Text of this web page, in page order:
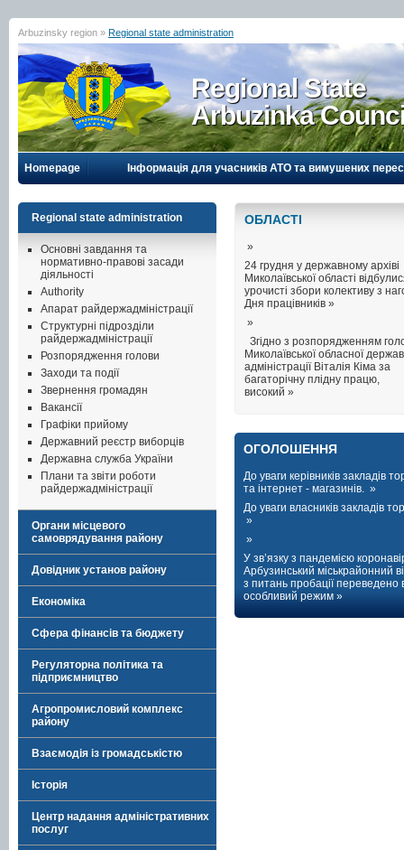
Arbuzinsky region » Regional state administration
Regional State
Arbuzinka
Homepage Інформація для учасників АТО та вимушених
Regional state administration
Основні завдання та
нормативно-правові засади
діяльності
Authority
Апарат райдержадміністрації
Структурні підрозділи
райдержадміністрації
Розпорядження голови
Заходи та події
Звернення громадян
Вакансії
Графіки прийому
Державний реєстр виборців
Державна служба України
Плани та звіти роботи
райдержадміністрації
Органи місцевого
самоврядування району
Довідник установ району
Економіка
Сфера фінансів та бюджету
Регуляторна політика та
підприємництво
Агропромисловий комплекс
району
Взаємодія із громадськістю
Історія
Центр надання адміністративних
послуг
ОБЛАСТI
»
24 грудня у державному архіві
Миколаївської області
урочисті збори колективу з
Дня працівників »
»
Згідно з розпорядженням
Миколаївської обласної
адміністрації Віталія Кіма за
багаторічну плідну працю,
високий »
ОГОЛОШЕННЯ
До уваги керівників закладів
та інтернет - магазинів. »
До уваги власників закладів
»
»
У зв’язку з пандемією
Арбузинський міськрайонний
з питань пробації переведено
особливий режим »